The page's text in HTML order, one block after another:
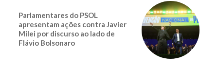
Parlamentares do PSOL
apresentam ações contra Javier
Milei por discurso ao lado de
Flávio Bolsonaro